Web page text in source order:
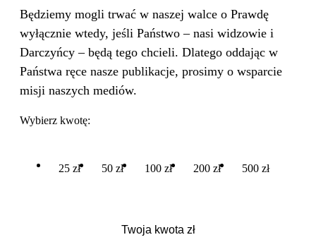
Będziemy mogli trwać w naszej walce o Prawdę
wyłącznie wtedy, jeśli Państwo – nasi widzowie i
Darczyńcy – będą tego chcieli. Dlatego oddając w
Państwa ręce nasze publikacje, prosimy o wsparcie
misji naszych mediów.
Wybierz kwotę:
25 zł 50 zł 100 zł 200 zł 500 zł